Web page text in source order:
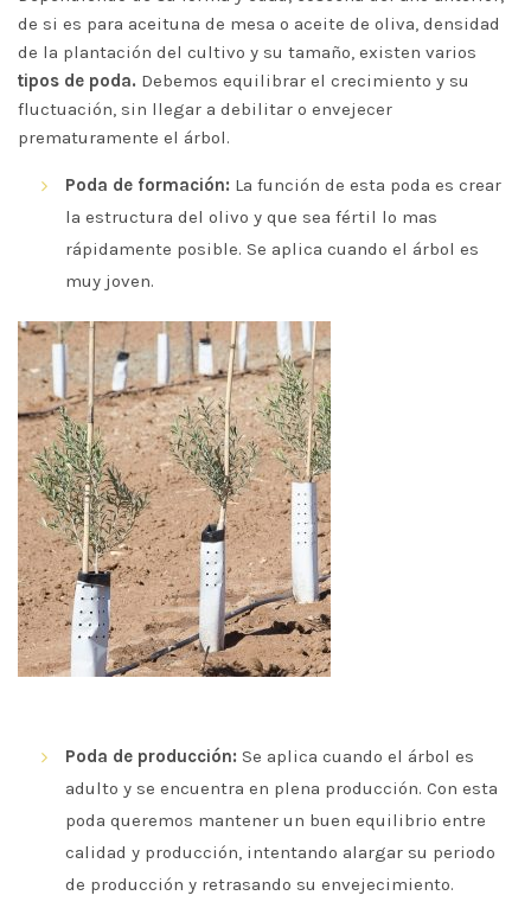
de si es para aceituna de mesa o aceite de oliva, densidad
de la plantación del cultivo y su tamaño, existen varios
tipos de poda. Debemos equilibrar el crecimiento y su
fluctuación, sin llegar a debilitar o envejecer
prematuramente el árbol.
Poda de formación: La función de esta poda es crear
la estructura del olivo y que sea fértil lo mas
rápidamente posible. Se aplica cuando el árbol es
muy joven.
Poda de producción: Se aplica cuando el árbol es
adulto y se encuentra en plena producción. Con esta
poda queremos mantener un buen equilibrio entre
calidad y producción, intentando alargar su periodo
de producción y retrasando su envejecimiento.